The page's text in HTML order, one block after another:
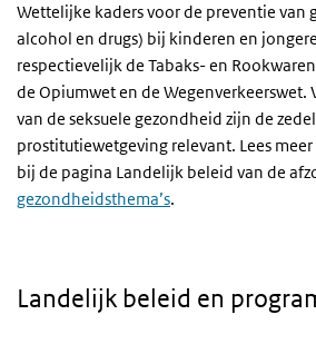
Wettelijke kaders voor de preventie
alcohol en drugs) bij kinderen en
respectievelijk de Tabaks- en
de Opiumwet en de Wegenverkeerswet.
van de seksuele gezondheid zijn de
prostitutiewetgeving relevant. Lees
bij de pagina Landelijk beleid van de
gezondheidsthema’s.
Landelijk beleid en